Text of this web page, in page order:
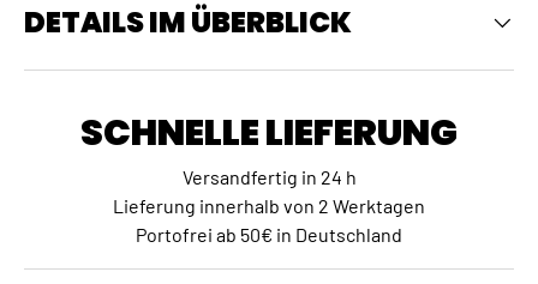
DETAILS IM ÜBERBLICK
SCHNELLE LIEFERUNG
Versandfertig in 24 h
Lieferung innerhalb von 2 Werktagen
Portofrei ab 50€ in Deutschland